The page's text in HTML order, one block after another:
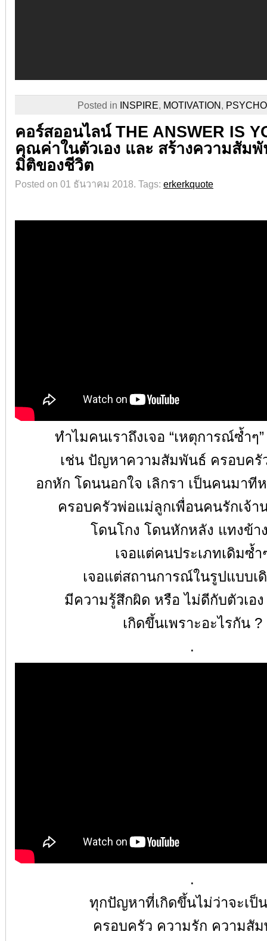
Posted in INSPIRE, MOTIVATION,
คอร์สออนไลน์ THE ANSWER IS
คุณค่าในตัวเอง และ สร้างความสัม
มิติของชีวิต
Posted on 01 ธันวาคม 2018. Tags: erkerkquote
ทำไมคนเราถึงเจอ “เหตุการณ์ซ้ำๆ
เช่น ปัญหาความสัมพันธ์ ครอบครั
อกหัก โดนนอกใจ เลิกรา เป็นคนมาที
ครอบครัวพ่อแม่ลูกเพื่อนคนรักเจ้า
โดนโกง โดนหักหลัง แทงข้า
เจอแต่คนประเภทเดิมซ้ำ
เจอแต่สถานการณ์ในรูปแบบเ
มีความรู้สึกผิด หรือ ไม่ดีกับตัวเอ
เกิดขึ้นเพราะอะไรกัน?
.
.
ทุกปัญหาที่เกิดขึ้นไม่ว่าจะเป็น
ครอบครัว ความรัก ความสั